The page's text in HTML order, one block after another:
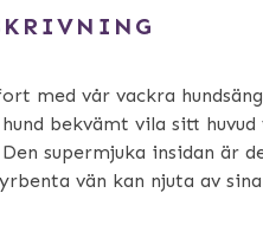
med vår vackra
bekvämt vila sitt
supermjuka insidan är
vän kan njuta av